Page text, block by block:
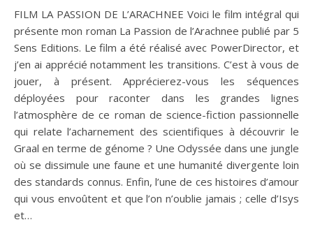
FILM LA PASSION DE L’ARACHNEE Voici le film intégral qui
présente mon roman La Passion de l’Arachnee publié par 5
Sens Editions. Le film a été réalisé avec PowerDirector, et
j’en ai apprécié notamment les transitions. C’est à vous de
jouer, à présent. Apprécierez-vous les séquences
déployées pour raconter dans les grandes lignes
l’atmosphère de ce roman de science-fiction passionnelle
qui relate l’acharnement des scientifiques à découvrir le
Graal en terme de génome ? Une Odyssée dans une jungle
où se dissimule une faune et une humanité divergente loin
des standards connus. Enfin, l’une de ces histoires d’amour
qui vous envoûtent et que l’on n’oublie jamais ; celle d’Isys
et…